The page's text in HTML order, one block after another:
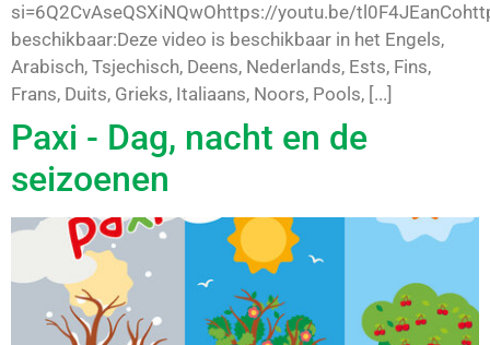
si=6Q2CvAseQSXiNQwOhttps://youtu.be/
beschikbaar:Deze video is beschikbaar in het Engels,
Arabisch, Tsjechisch, Deens, Nederlands, Ests, Fins,
Frans, Duits, Grieks, Italiaans, Noors, Pools, [...]
Paxi - Dag, nacht en de
seizoenen